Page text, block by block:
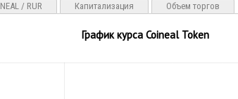
NEAL / RUR Капитализация Объем торгов
График курса Coineal Token